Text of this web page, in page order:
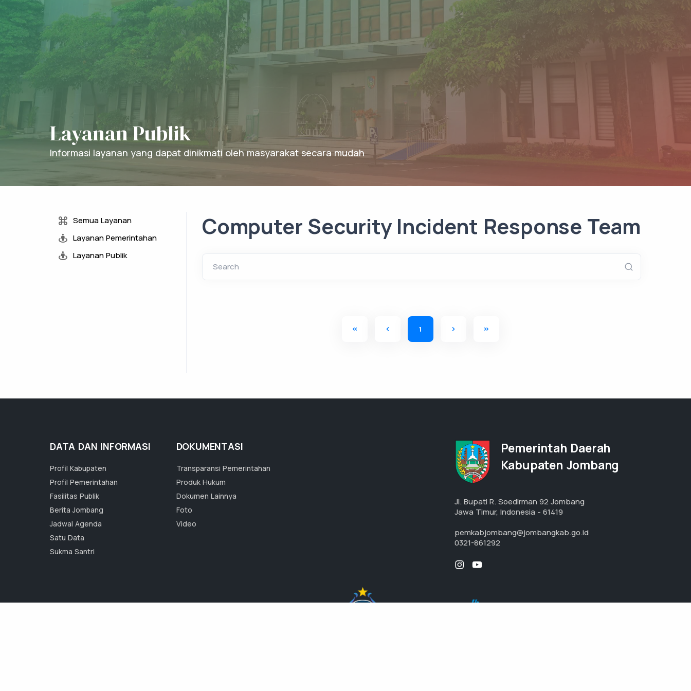
Layanan Publik
Informasi layanan yang dapat dinikmati oleh masyarakat secara mudah
Semua Layanan
Layanan Pemerintahan
Layanan Publik
Computer Security Incident Response Team
Search
1
DATA DAN INFORMASI
Profil Kabupaten
Profil Pemerintahan
Fasilitas Publik
Berita Jombang
Jadwal Agenda
Satu Data
Sukma Santri
DOKUMENTASI
Transparansi Pemerintahan
Produk Hukum
Dokumen Lainnya
Foto
Video
Pemerintah Daerah
Kabupaten Jombang
Jl. Bupati R. Soedirman 92 Jombang
Jawa Timur, Indonesia - 61419
pemkabjombang@jombangkab.go.id
0321-861292